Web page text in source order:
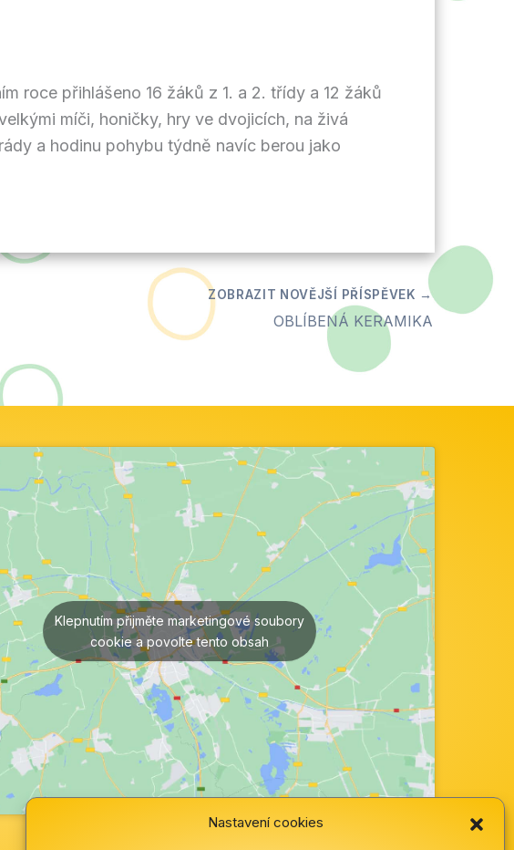
Nastavení cookies
roce přihlášeno 16 žáků z 1. a 2. třídy a 12 žáků
míči, honičky, hry ve dvojicích, na živá
a hodinu pohybu týdně navíc berou jako
OBLÍBENÁ KERAMIKA
Klepnutím přijměte marketingové soubory
cookie a povolte tento obsah